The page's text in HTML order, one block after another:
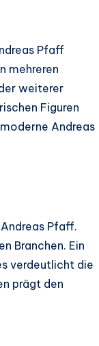
Pfaff
mehreren
weiterer
Figuren
Andreas
Pfaff.
Branchen. Ein
verdeutlicht die
prägt den